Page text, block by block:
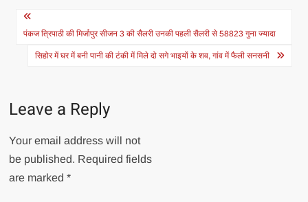
Post
navigation
पंकज त्रिपाठी की मिर्जापुर सीजन 3 की सैलरी उनकी पहली सैलरी से 58823 गुना ज्यादा
सिहोर में घर में बनी पानी की टंकी में मिले दो सगे भाइयों के शव, गांव में फैली सनसनी
Leave a Reply
Your email address will not
be published. Required fields
are marked*